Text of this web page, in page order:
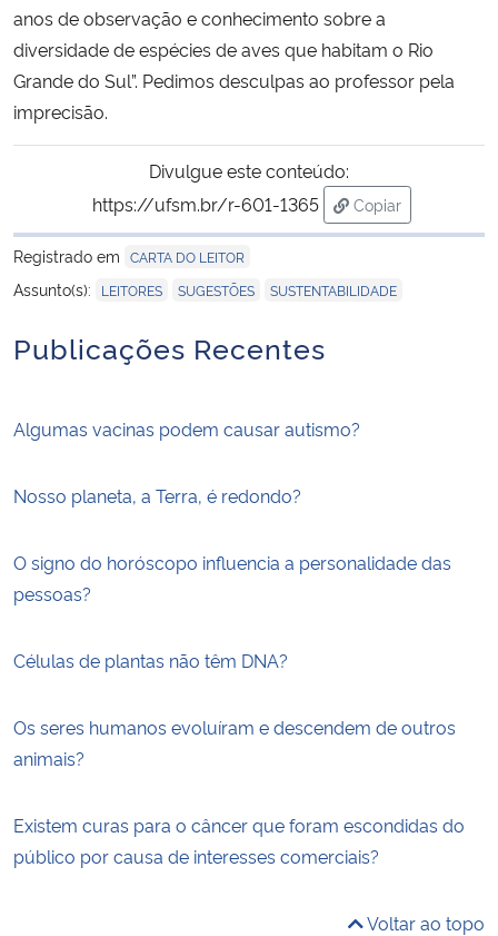
anos de observação e conhecimento sobre a
diversidade de espécies de aves que habitam o Rio
Grande do Sul”. Pedimos desculpas ao professor pela
imprecisão.
Divulgue este conteúdo:
https://ufsm.br/r-601-1365
Copiar
para área de
Registrado em CARTA DO LEITOR
Assunto(s): LEITORES SUGESTÕES SUSTENTABILIDADE
Publicações Recentes
Algumas vacinas podem causar autismo?
Nosso planeta, a Terra, é redondo?
O signo do horóscopo influencia a personalidade das
pessoas?
Células de plantas não têm DNA?
Os seres humanos evoluíram e descendem de outros
animais?
Existem curas para o câncer que foram escondidas do
público por causa de interesses comerciais?
Voltar ao topo